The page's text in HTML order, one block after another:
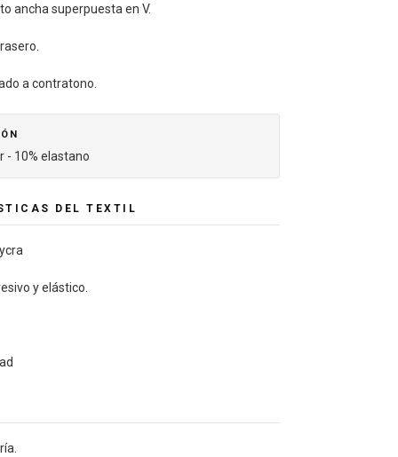
ancha superpuesta en V.
a contratono.
- 10% elastano
DEL TEXTIL
y elástico.